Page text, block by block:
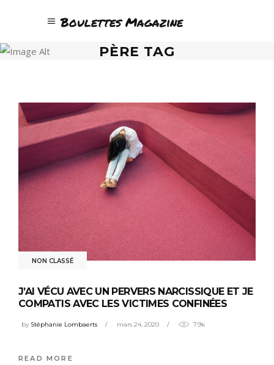
Boulettes Magazine
PÈRE TAG
NON CLASSÉ
J’AI VÉCU AVEC UN PERVERS NARCISSIQUE ET JE
COMPATIS AVEC LES VICTIMES CONFINÉES
by Stéphanie Lombaerts mars 24, 2020 7.9k
READ MORE